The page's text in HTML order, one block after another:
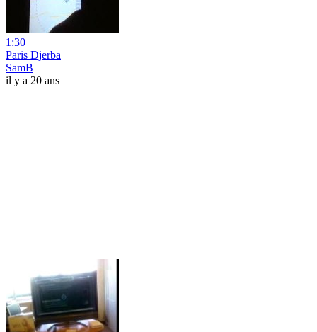
1:30
Paris Djerba
SamB
il y a 20 ans